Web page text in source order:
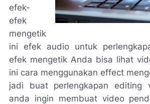
efek-
efek
mengetik
ini efek audio untuk
efek mengetik Anda bisa lihat
ini cara menggunakan effect
jadi buat perlengkapan editing
anda ingin membuat video